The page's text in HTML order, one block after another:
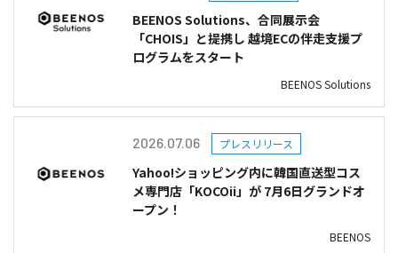
BEENOS Solutions、合同展示会
「CHOIS」と提携し 越境ECの伴走支援プ
ログラムをスタート
BEENOS Solutions
2026.07.06 プレスリリース
Yahoo!ショッピング内に韓国直送型コス
メ専門店「KOCOii」が 7月6日グランドオ
ープン！
BEENOS